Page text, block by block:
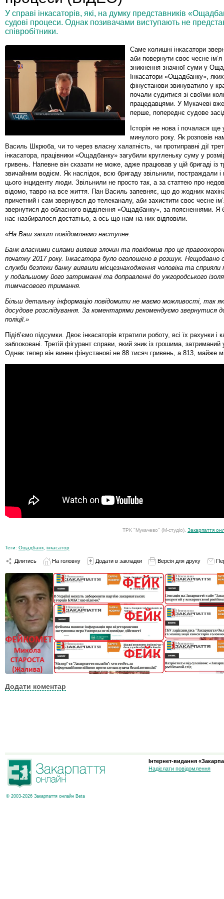
У справі інкасаторів, які, на думку представників
судові процеси. Однак позивачами виступають не
співробітники.
Саме колишні інкасатори
аби повернути своє чесне ім’я
зникнення значної суми у
Інкасатори «Ощадбанку»,
фінустанови звинуватило у
почали судитися зі своїми
працедавцями. У Мукачеві
перше, попереднє судове
Історія не нова і почалася ще
минулого року. Як розповів
Василь Шкрюба, чи то через власну халатність, чи протиправні дії
інкасатора, працівники «Ощадбанку» загубили кругленьку суму у
гривень. Напевне він сказати не може, адже працював у цій бригаді із
звичайним водієм. Як наслідок, всю бригаду звільнили, постраждали і
цього інциденту люди. Звільнили не просто так, а за статтею про
відомо, тавро на все життя. Пан Василь запевняє, що до жодних
причетний і сам звернувся до телеканалу, аби захистити своє чесне
звернутися до обласного відділення «Ощадбанку», за поясненнями. Я
нас назбиралося достатньо, а ось що нам на них відповіли.
«На Ваш запит повідомляємо наступне.
Банк власними силами виявив злочин та повідомив про це
початку 2017 року. Інкасатора було оголошено в розшук. Нещодавно
служби безпеки банку виявили місцезнаходження чоловіка та сприяли
у подальшому його затриманні та доправленні до ужгородського
тимчасового тримання.
Більш детальну інформацію повідомити не маємо можливості, так
досудове розслідування. За коментарями рекомендуємо звернутися
поліції.»
Підіб’ємо підсумки. Двоє інкасаторів втратили роботу, всі їх рахунки і
заблоковані. Третій фігурант справи, який зник із грошима, затриманий
Однак тепер він винен фінустанові не 88 тисяч гривень, а 813, майже
ТРК "Мукачево" (М-студіо), Закарпаття
Теги: Ощадбанк інкасатор
Ділитись На головну Додати в закладки Версія для друку
Додати коментар
© 2003-2026 Закарпаття онлайн Beta
Інтернет-видання
Надіслати повідомлення